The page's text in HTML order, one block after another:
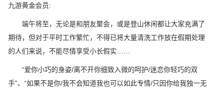
九游黄金会员:
端午将至，无论是和朋友聚会，或是登山休闲都让大家充满了
期待，但对于平时工作繁忙，不得已将大量清洗工作放在假期处理
的人们来说，不能尽情享受小长假实……
“爱你小巧的身姿/离不开你细致入微的呵护/迷恋你轻巧的双
手”、“如果不是你/我不会知道我也可以如此专情/只因你给我独一无